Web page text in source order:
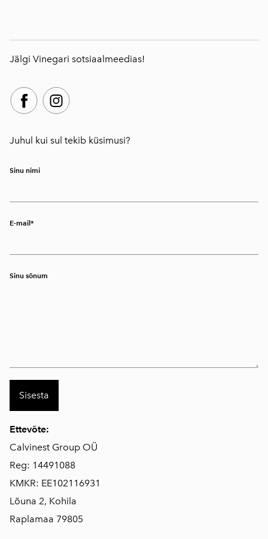
Jälgi Vinegari sotsiaalmeedias!
Juhul kui sul tekib küsimusi?
Sinu nimi
E-mail
Sinu sõnum
Ettevõte:
Calvinest Group OÜ
Reg: 14491088
KMKR: EE102116931
Lõuna 2, Kohila
Raplamaa 79805